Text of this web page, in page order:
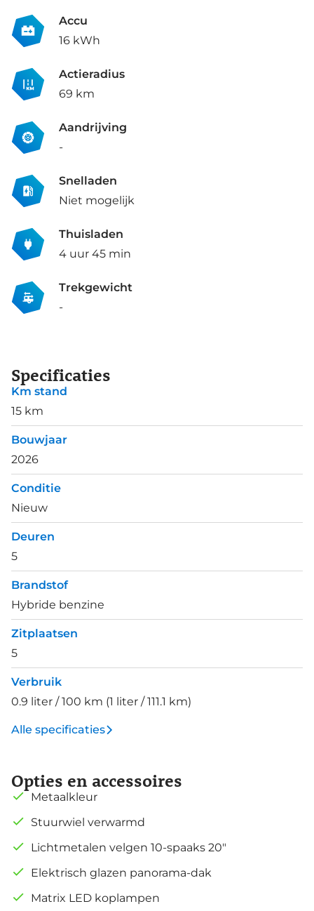
Accu
16 kWh
Actieradius
69 km
Aandrijving
-
Snelladen
Niet mogelijk
Thuisladen
4 uur 45 min
Trekgewicht
-
Specificaties
Km stand
15 km
Bouwjaar
2026
Conditie
Nieuw
Deuren
5
Brandstof
Hybride benzine
Zitplaatsen
5
Verbruik
0.9 liter / 100 km (1 liter / 111.1 km)
Alle specificaties
Opties en accessoires
Metaalkleur
Stuurwiel verwarmd
Lichtmetalen velgen 10-spaaks 20"
Elektrisch glazen panorama-dak
Matrix LED koplampen